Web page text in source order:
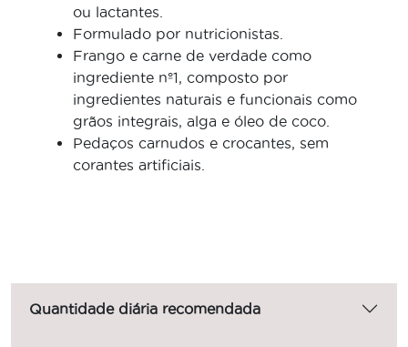
ou lactantes.
Formulado por nutricionistas.
Frango e carne de verdade como
ingrediente nº1, composto por
ingredientes naturais e funcionais como
grãos integrais, alga e óleo de coco.
Pedaços carnudos e crocantes, sem
corantes artificiais.
Quantidade diária recomendada